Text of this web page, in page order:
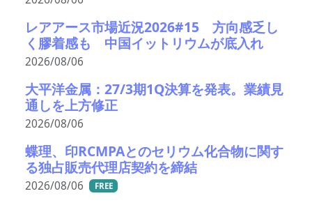
レアアース市場近況2026#15 方向感乏し
く膠着感も 中国イットリウムが底入れ
2026/08/06
大平洋金属：27/3期1Q決算を発表。業績見
通しを上方修正
2026/08/06
蝶理、印RCMPAとのセリウム化合物に関す
る独占販売代理店契約を締結
2026/08/06 FREE